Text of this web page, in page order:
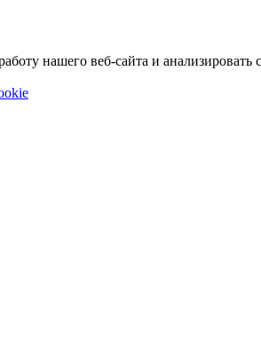
нашего веб-сайта и анализировать